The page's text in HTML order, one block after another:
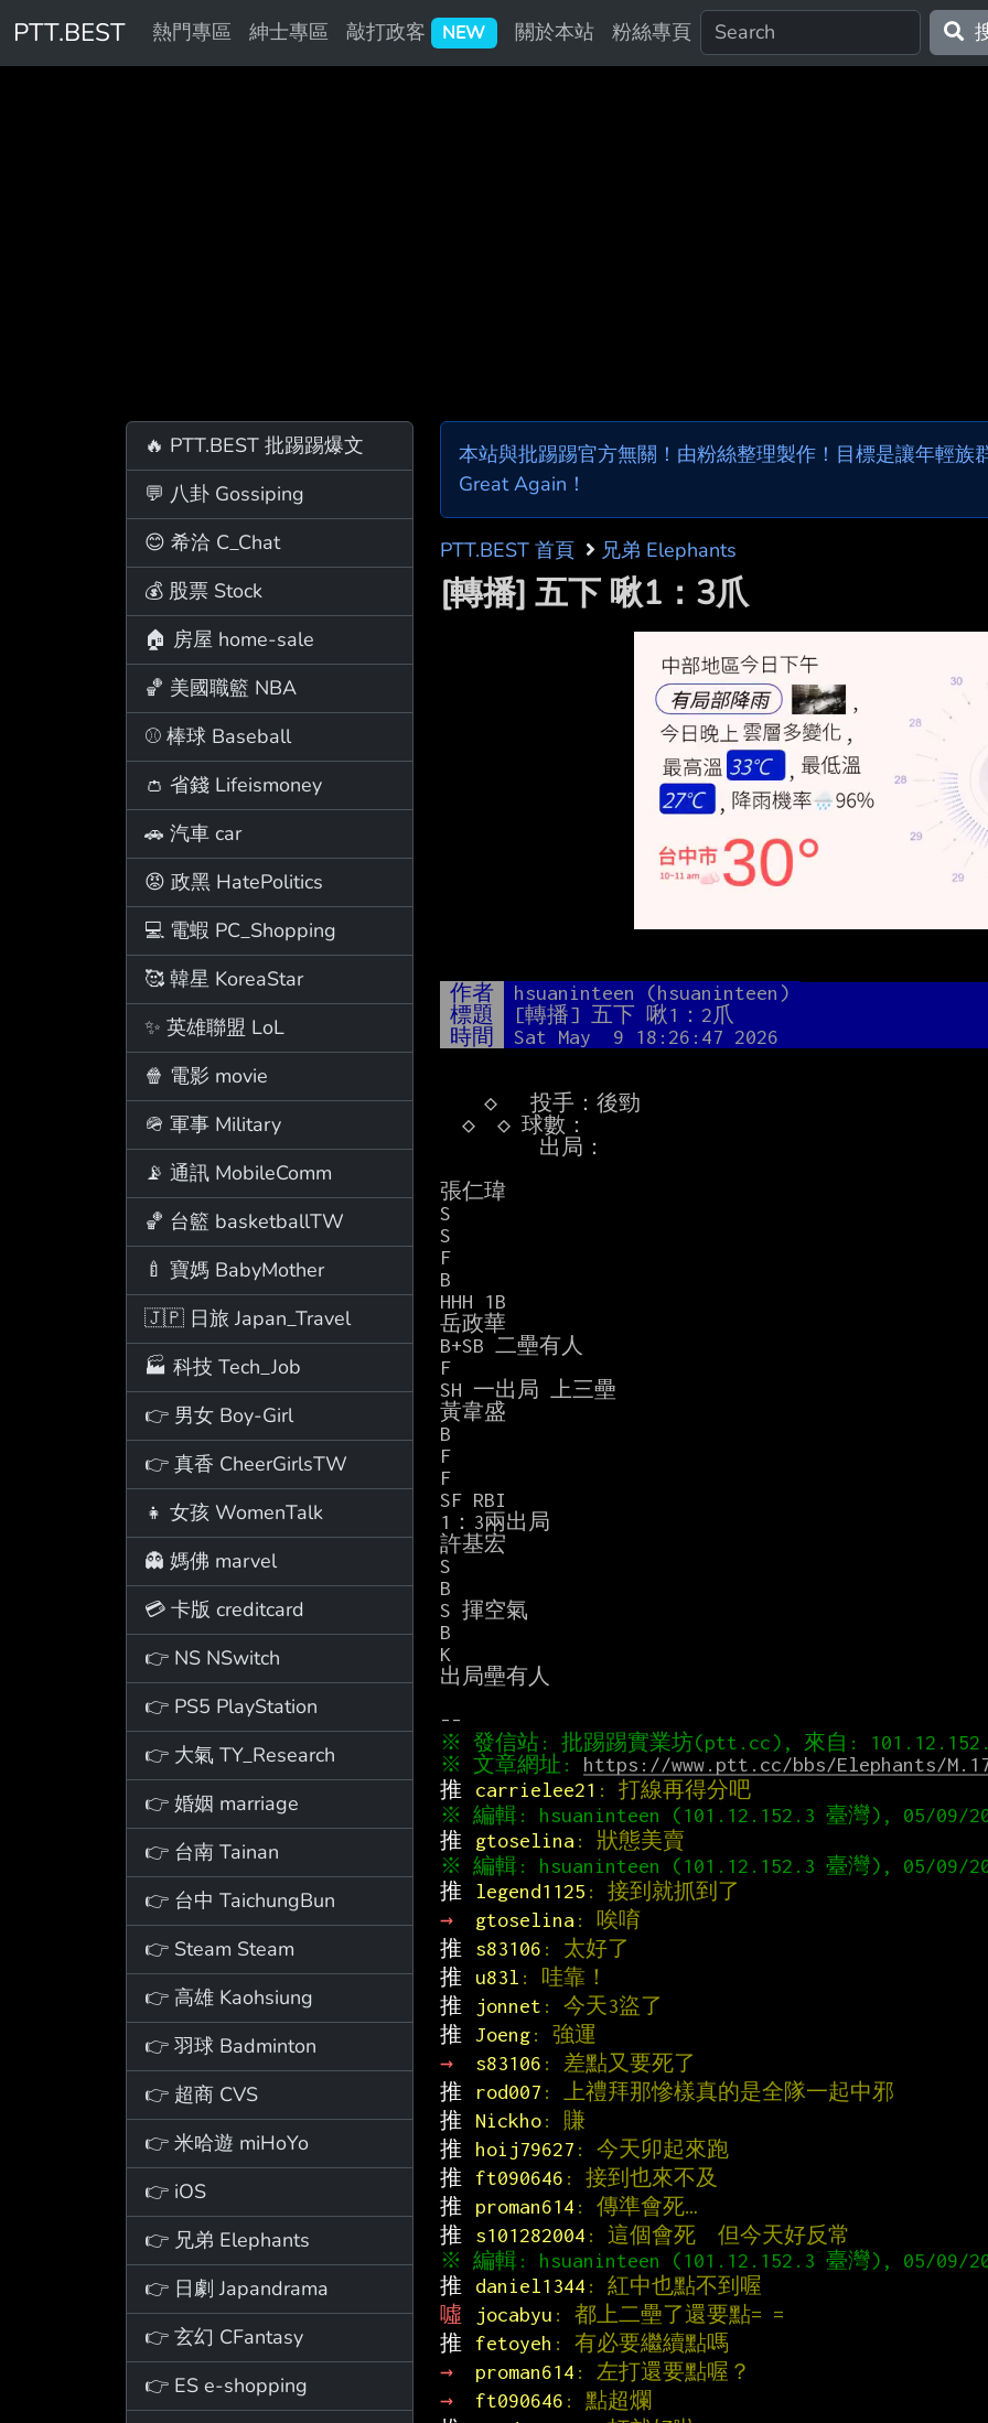
PTT.BEST 熱門專區 紳士專區 敲打政客 NEW 關於本站 粉絲專頁
🔥 PTT.BEST 批踢踢爆文
💬 八卦 Gossiping
😊 希洽 C_Chat
💰 股票 Stock
🏠 房屋 home-sale
🏀 美國職籃 NBA
⚾ 棒球 Baseball
👛 省錢 Lifeismoney
🚗 汽車 car
😡 政黑 HatePolitics
💻 電蝦 PC_Shopping
🥰 韓星 KoreaStar
✨ 英雄聯盟 LoL
🍿 電影 movie
🪖 軍事 Military
📡 通訊 MobileComm
🏀 台籃 basketballTW
🍼 寶媽 BabyMother
🇯🇵 日旅 Japan_Travel
🏭 科技 Tech_Job
👉 男女 Boy-Girl
👉 真香 CheerGirlsTW
👧 女孩 WomenTalk
👻 媽佛 marvel
💳 卡版 creditcard
👉 NS NSwitch
👉 PS5 PlayStation
👉 大氣 TY_Research
👉 婚姻 marriage
👉 台南 Tainan
👉 台中 TaichungBun
👉 Steam Steam
👉 高雄 Kaohsiung
👉 羽球 Badminton
👉 超商 CVS
👉 米哈遊 miHoYo
👉 iOS
👉 兄弟 Elephants
👉 日劇 Japandrama
👉 玄幻 CFantasy
👉 ES e-shopping
本站與批踢踢官方無關！由粉絲整理製作！目標是讓年輕族
Great Again！
PTT.BEST 首頁 兄弟 Elephants
[轉播] 五下 啾1：3爪
作者
hsuaninteen (hsuaninteen)
標題
[轉播] 五下 啾1：2爪
時間
Sat May  9 18:26:47 2026
張仁瑋
S
S
F
B
HHH 1B
岳政華
B+SB 二壘有人
F
SH 一出局 上三壘
黃韋盛
B
F
F
SF RBI
1：3兩出局
許基宏
S
B
S 揮空氣
B
K
出局壘有人
※ 文章網址: https://www.ptt.cc/bbs/Elephants/
推
carrielee21 : 打線再得分吧
推 gtoselina : 狀態美賣
推 legend1125 : 接到就抓到了
→
gtoselina : 唉唷
推
s83106 : 太好了
推
u83l : 哇靠！
推
jonnet : 今天3盜了
推 Joeng: 強運
→
s83106 : 差點又要死了
推
rod007 : 上禮拜那慘樣真的是全隊一起中邪
推
Nickho: 賺
推
hoij79627 : 今天卯起來跑
推
ft090646 : 接到也來不及
推
proman614 : 傳準會死…
推
s101282004 : 這個會死  但今天好反常
推 daniel1344 : 紅中也點不到喔
噓
jocabyu : 都上二壘了還要點= =
推
fetoyeh : 有必要繼續點嗎
→
proman614 : 左打還要點喔？
→
ft090646 : 點超爛